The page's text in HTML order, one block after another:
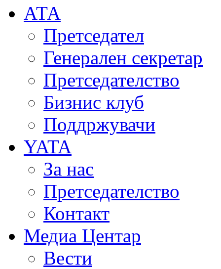
АТА
Претседател
Генерален секретар
Претседателство
Бизнис клуб
Поддржувачи
YATA
За нас
Претседателство
Контакт
Медиа Центар
Вести